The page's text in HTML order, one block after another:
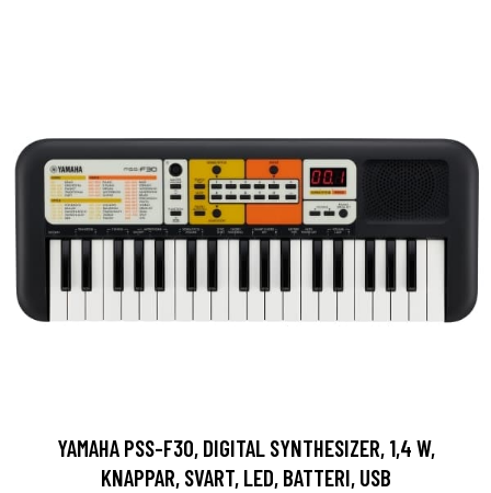
YAMAHA PSS-F30, DIGITAL SYNTHESIZER, 1,4 W,
KNAPPAR, SVART, LED, BATTERI, USB